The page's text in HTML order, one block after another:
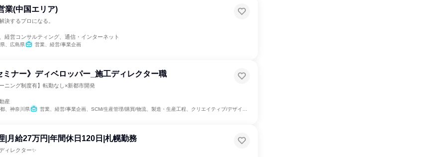
業(中国エリア)
決するプロになる。
経営コンサルティング、通信・インターネット
、広島県 営業、経営/事業企画
ナー》ディベロッパー_施工ディレクター職
ニング制度有】転勤なし×新都市開発
産
、神奈川県 営業、経営/事業企画、SCM/生産管理/購買/物流、製造・生産工程、クリエイティブ/デザイン職、建築/土木/プラント専門職
|月給27万円|年間休日120日|札幌勤務
ィレクター✨